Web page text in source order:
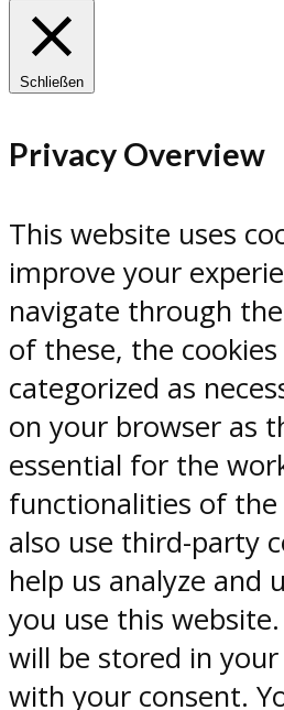
Schließen
Privacy Overview
This website uses
improve your
navigate through
of these, the
categorized as
on your browser as
essential for the
functionalities of the
also use third-party
help us analyze and
you use this
will be stored in
with your consent.